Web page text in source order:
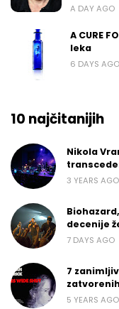
A DAY AGO
A CURE
leka
6 DAYS AGO
10 najčitanijih
Nikola
3 YEARS AGO
decenije
7 DAYS AGO
7
5 YEARS AGO